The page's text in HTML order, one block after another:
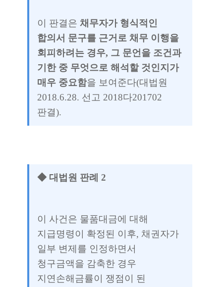
이 판결은 채무자가 형식적인
합의서 문구를 근거로 채무 이행을
회피하려는 경우, 그 문언을 조건과
기한 중 무엇으로 해석할 것인지가
매우 중요함을 보여준다(대법원
2018.6.28. 선고 2018다201702
판결).
◆ 대법원 판례 2
이 사건은 물품대금에 대해
지급명령이 확정된 이후, 채권자가
일부 변제를 인정하면서
청구금액을 감축한 경우
지연손해금률이 쟁점이 된